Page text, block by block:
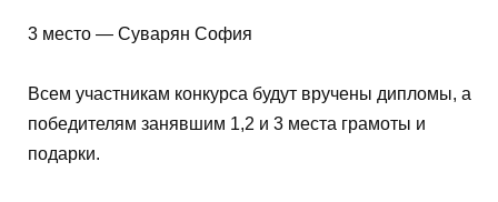
3 место — Суварян София
Всем участникам конкурса будут вручены дипломы, а
победителям занявшим 1,2 и 3 места грамоты и
подарки.